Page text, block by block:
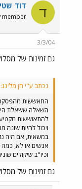
ד דוד
member
3/3/04
גם זמינות של
נכתב ע"י חן מלינג:
התאששות
השאלה ששאלת
להתאוששות
ויכול להיות שונה
במשאית, אם היה
אנשים או לא, כמה
וכיו"ב שיקולים
גם זמינות של